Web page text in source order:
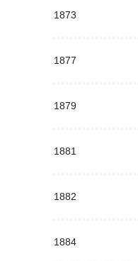
1873
1877
1879
1881
1882
1884